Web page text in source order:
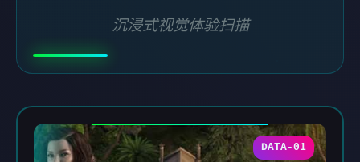
沉浸式视觉体验扫描
DATA-01